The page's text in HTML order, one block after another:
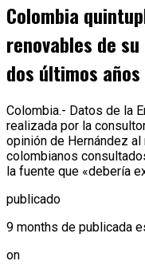
Colombia
renovables de
dos últimos años
Colombia.- Datos de la
realizada por la
opinión de Hernández
colombianos
la fuente que «debería
publicado
9 months de publicada
on